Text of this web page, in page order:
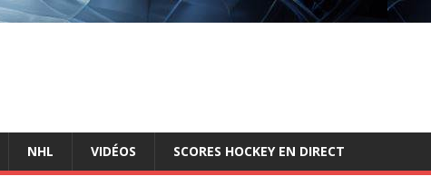
NHL VIDÉOS SCORES HOCKEY EN DIRECT